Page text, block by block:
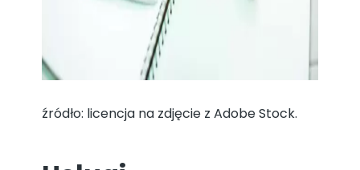
źródło: licencja na zdjęcie z Adobe Stock.